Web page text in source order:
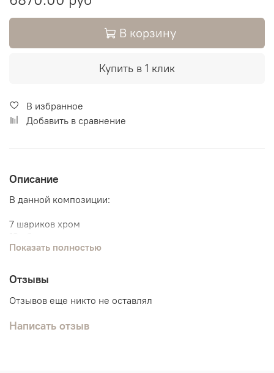
В корзину
Купить в 1 клик
В избранное
Добавить в сравнение
Описание
В данной композиции:
7 шариков хром
6 агатов
6 шариков с конфетти
Показать полностью
Отзывы
Отзывов еще никто не оставлял
Написать отзыв